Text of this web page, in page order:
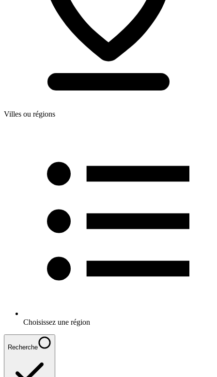
Villes ou régions
Choisissez une région
Recherche